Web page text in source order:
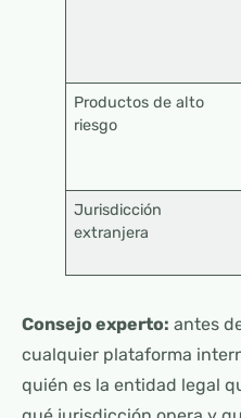
Productos de alto
riesgo
Jurisdicción
extranjera
Consejo experto: antes
cualquier plataforma
quién es la entidad legal